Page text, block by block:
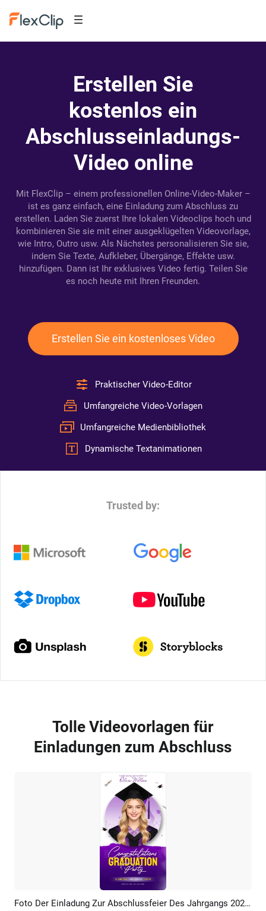
Erstellen Sie
kostenlos ein
Abschlusseinladungs-
Video online
Mit FlexClip – einem professionellen Online-Video-Maker –
ist es ganz einfach, eine Einladung zum Abschluss zu
erstellen. Laden Sie zuerst Ihre lokalen Videoclips hoch und
kombinieren Sie sie mit einer ausgeklügelten Videovorlage,
wie Intro, Outro usw. Als Nächstes personalisieren Sie sie,
indem Sie Texte, Aufkleber, Übergänge, Effekte usw.
hinzufügen. Dann ist Ihr exklusives Video fertig. Teilen Sie
es noch heute mit Ihren Freunden.
Erstellen Sie ein kostenloses Video
Praktischer Video-Editor
Umfangreiche Video-Vorlagen
Umfangreiche Medienbibliothek
Dynamische Textanimationen
Trusted by:
Tolle Videovorlagen für
Einladungen zum Abschluss
Vorschau KI Erstellen Foto Der Einladung Zur Abschlussfeier Des Jahrgangs 2026 – Social Media Story